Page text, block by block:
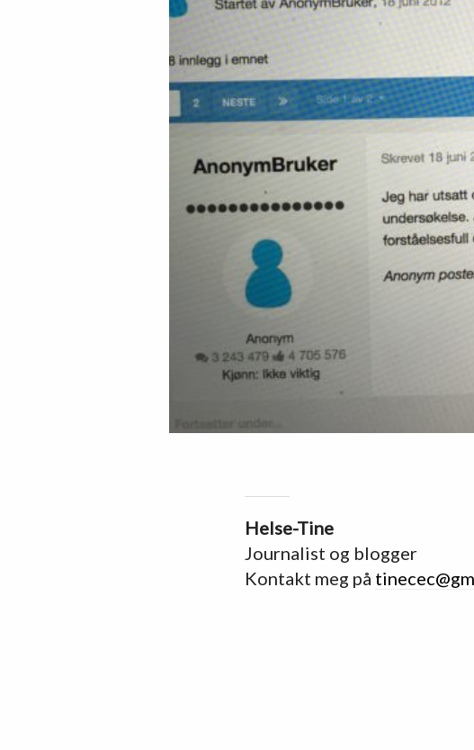
Helse-Tine
Journalist og blogger
Kontakt meg på